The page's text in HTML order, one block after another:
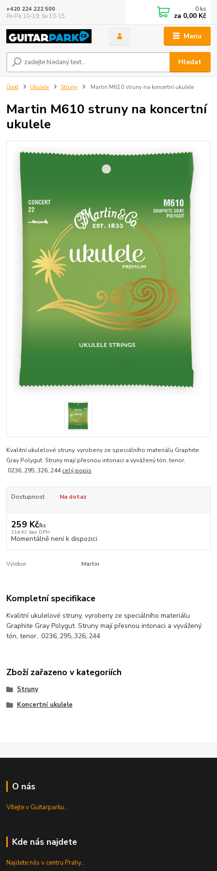
Menu
Hledat
+420 224 222 500
Po-Pá 10-19, So 10-15
0 ks
za 0,00 Kč
Úvod Ukulele Struny Martin M610 struny na koncertní ukulele
Martin M610 struny na koncertní
ukulele
Kvalitní ukulelové struny, vyrobeny ze speciálního materiálu Graphite
Gray Polygut. Struny mají přesnou intonaci a vyvážený tón, tenor,
.0236,.295,.326,.244celý popis
Dostupnost Na dotaz
259 Kč/ks
214 Kč bez DPH
Momentálně není k dispozici
Výrobce: Martin
Kompletní specifikace
Kvalitní ukulelové struny, vyrobeny ze speciálního materiálu
Graphite Gray Polygut. Struny mají přesnou intonaci a vyvážený
tón, tenor, .0236,.295,.326,.244
Zboží zařazeno v kategoriích
Struny
Koncertní ukulele
O nás
Vítejte v Guitarparku...
Kde nás najdete
Najdete nás v centru Prahy...